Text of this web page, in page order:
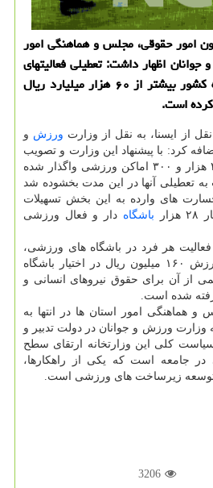
امور حقوقی، مجلس و هماهنگی امور
اظهار داشت: تعطیلی فعالیتهای
ورزشی در سه ماه گذشته كشور بیشتر از ۶۰ هزار میلیارد ریال
است.
از ایسنا، به نقل از وزارت ورزش و
کرد: با پیشنهاد این وزارت و تصویب
هیأت وزیران، اجاره بهای ۴ هزار و ۳۰۰ اماکن ورزشی واگذار شده
تعطیلی آنها در این مدت بخشوده شد
های وارده به این بخش تسهیلات
باشگاه دار و فعال ورزشی
هر فرد در باشگاه های ورزشی،
تسهیلات ارزان قیمت به ارزش ۱۶۰ میلیون ریال در اختیار باشگاه
از آن برای حقوق نیروهای انسانی و
شده است.
هماهنگی امور استان ها در انتها به
بودجه وزارت ورزش و جوانان در دولت تدبیر و
سیاست کلی این وزارتخانه ارتقای سطح
جامعه است که یکی از راهکارها،
زیرساخت های ورزشی است.
3206